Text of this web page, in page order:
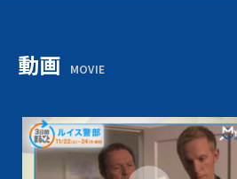
動画 MOVIE